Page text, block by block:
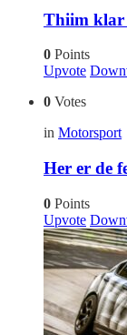
Thiim klar
0 Points
Upvote
0 Votes
in Motorsport
Her er de
0 Points
Upvote